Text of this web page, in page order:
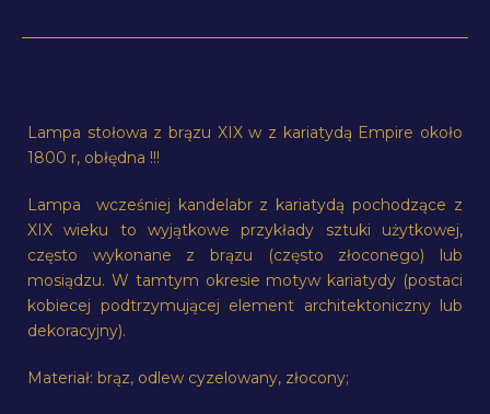
Lampa stołowa z brązu XIX w z kariatydą Empire około
1800 r, obłędna !!!
Lampa wcześniej kandelabr z kariatydą pochodzące z
XIX wieku to wyjątkowe przykłady sztuki użytkowej,
często wykonane z brązu (często złoconego) lub
mosiądzu. W tamtym okresie motyw kariatydy (postaci
kobiecej podtrzymującej element architektoniczny lub
dekoracyjny).
Materiał: brąz, odlew cyzelowany, złocony;